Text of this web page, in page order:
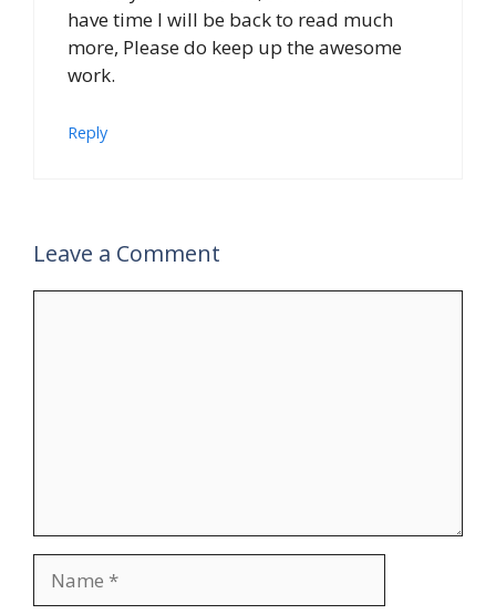
have time I will be back to read much
more, Please do keep up the awesome
work.
Reply
Leave a Comment